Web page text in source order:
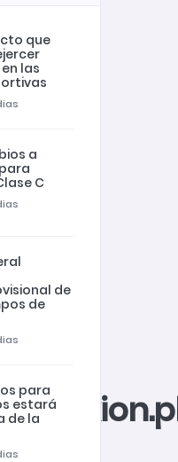
que
las
a
C
de
de
para
estará
de la